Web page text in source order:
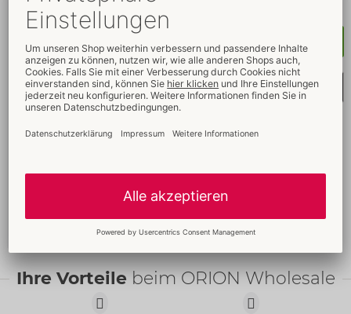
Merkliste auswählen
Ihre Vorteilebeim ORION Wholesale